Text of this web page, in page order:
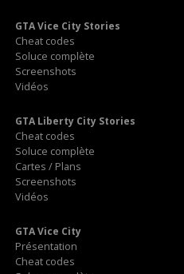
GTA Vice City Stories
Cheat codes
Soluce complète
Screenshots
Vidéos
GTA Liberty City Stories
Cheat codes
Soluce complète
Cartes / Plans
Screenshots
Vidéos
GTA Vice City
Présentation
Cheat codes